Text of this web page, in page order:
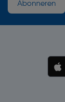
Abonneren